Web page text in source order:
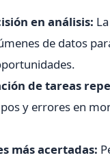
en análisis:
de datos
de tareas
y errores en
más acertadas: